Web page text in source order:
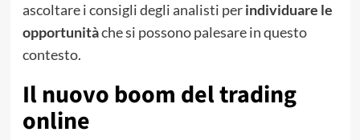
ascoltare i consigli degli analisti perindividuare le
opportunitàche si possono palesare in questo
contesto.
Il nuovo boom del trading
online